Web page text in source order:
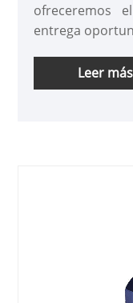
ofreceremos
entrega
Leer más